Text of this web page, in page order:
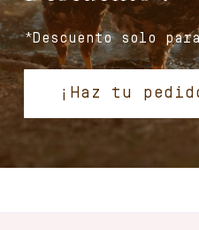
*Descuento solo
¡Haz tu